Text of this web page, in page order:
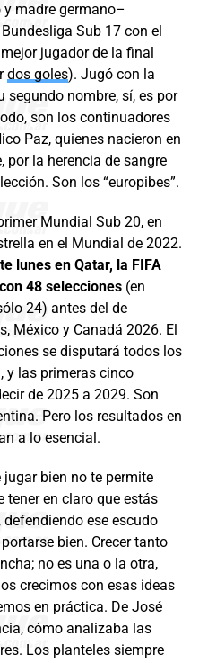
madre germano–
Sub 17 con el
jugador de la final
dos goles). Jugó con la
segundo nombre, sí, es por
son los continuadores
Paz, quienes nacieron en
por la herencia de sangre
Son los “europibes”.
Mundial Sub 20, en
en el Mundial de 2022.
lunes en Qatar, la FIFA
48 selecciones (en
24) antes del de
México y Canadá 2026. El
se disputará todos los
y las primeras cinco
de 2025 a 2029. Son
Pero los resultados en
a lo esencial.
bien no te permite
tener en claro que estás
ese escudo
bien. Crecer tanto
no es una o la otra,
crecimos con esas ideas
en práctica. De José
cómo analizaba las
Los planteles siempre